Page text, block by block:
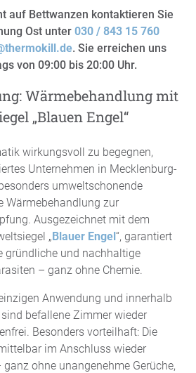
auf Bettwanzen kontaktieren Sie
Ost unter 030 / 843 15 760
. Sie erreichen uns
von 09:00 bis 20:00 Uhr.
Wärmebehandlung mit
„Blauen Engel“
wirkungsvoll zu begegnen,
Unternehmen in Mecklenburg-
umweltschonende
Wärmebehandlung zur
Ausgezeichnet mit dem
„Blauer Engel“, garantiert
gründliche und nachhaltige
– ganz ohne Chemie.
Anwendung und innerhalb
befallene Zimmer wieder
Besonders vorteilhaft: Die
im Anschluss wieder
ohne unangenehme Gerüche,